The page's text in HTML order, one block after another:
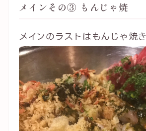
メインその③ もんじゃ焼
メインのラストはもんじゃ焼き